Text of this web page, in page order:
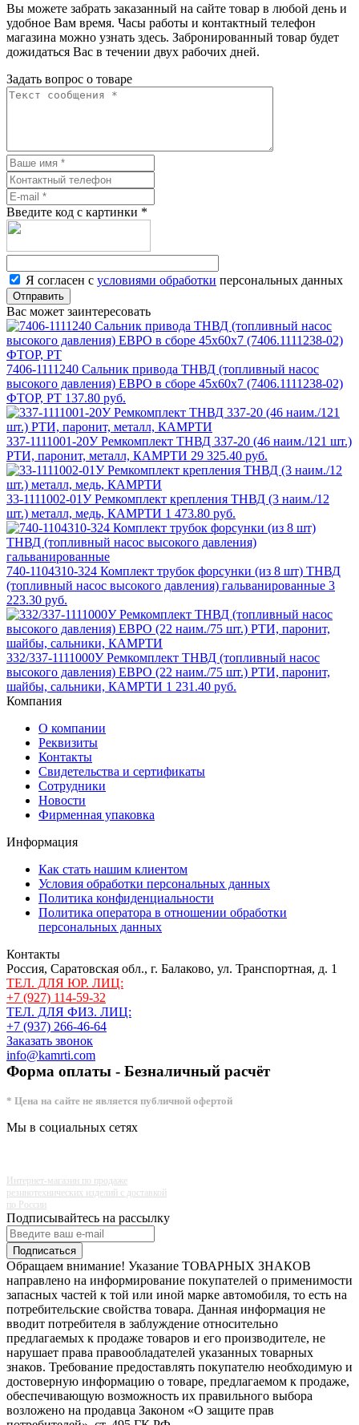
Вы можете забрать заказанный на сайте товар в любой день и
удобное Вам время. Часы работы и контактный телефон
магазина можно узнать здесь. Забронированный товар будет
дожидаться Вас в течении двух рабочих дней.
Задать вопрос о товаре
Введите код с картинки *
Я согласен с условиями обработки персональных данных
Отправить
Вас может заинтересовать
7406-1111240 Сальник привода ТНВД (топливный насос
высокого давления) ЕВРО в сборе 45х60х7 (7406.1111238-02)
ФТОР, РТ 137.80 руб.
337-1111001-20У Ремкомплект ТНВД 337-20 (46 наим./121 шт.)
РТИ, паронит, металл, КАМРТИ 29 325.40 руб.
33-1111002-01У Ремкомплект крепления ТНВД (3 наим./12
шт.) металл, медь, КАМРТИ 1 473.80 руб.
740-1104310-324 Комплект трубок форсунки (из 8 шт) ТНВД
(топливный насос высокого давления) гальванированные 3
223.30 руб.
332/337-1111000У Ремкомплект ТНВД (топливный насос
высокого давления) ЕВРО (22 наим./75 шт.) РТИ, паронит,
шайбы, сальники, КАМРТИ 1 231.40 руб.
Компания
О компании
Реквизиты
Контакты
Свидетельства и сертификаты
Сотрудники
Новости
Фирменная упаковка
Информация
Как стать нашим клиентом
Условия обработки персональных данных
Политика конфиденциальности
Политика оператора в отношении обработки
персональных данных
Контакты
Россия, Саратовская обл., г. Балаково, ул. Транспортная, д. 1
ТЕЛ. ДЛЯ ЮР. ЛИЦ:
+7 (927) 114-59-32
ТЕЛ. ДЛЯ ФИЗ. ЛИЦ:
+7 (937) 266-46-64
Заказать звонок
info@kamrti.com
Форма оплаты - Безналичный расчёт
* Цена на сайте не является публичной офертой
Мы в социальных сетях
Интернет-магазин по продаже
резинотехнических изделий с доставкой
по России
Подписывайтесь на рассылку
Подписаться
Обращаем внимание! Указание ТОВАРНЫХ ЗНАКОВ
направлено на информирование покупателей о применимости
запасных частей к той или иной марке автомобиля, то есть на
потребительские свойства товара. Данная информация не
вводит потребителя в заблуждение относительно
предлагаемых к продаже товаров и его производителе, не
нарушает права правообладателей указанных товарных
знаков. Требование предоставлять покупателю необходимую и
достоверную информацию о товаре, предлагаемом к продаже,
обеспечивающую возможность их правильного выбора
возложено на продавца Законом «О защите прав